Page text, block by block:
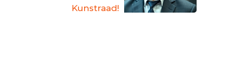
Kunstraad!